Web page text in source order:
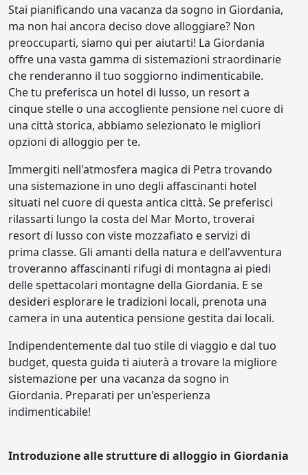
Stai pianificando una vacanza da sogno in Giordania,
ma non hai ancora deciso dove alloggiare? Non
preoccuparti, siamo qui per aiutarti! La Giordania
offre una vasta gamma di sistemazioni straordinarie
che renderanno il tuo soggiorno indimenticabile.
Che tu preferisca un hotel di lusso, un resort a
cinque stelle o una accogliente pensione nel cuore di
una città storica, abbiamo selezionato le migliori
opzioni di alloggio per te.
Immergiti nell'atmosfera magica di Petra trovando
una sistemazione in uno degli affascinanti hotel
situati nel cuore di questa antica città. Se preferisci
rilassarti lungo la costa del Mar Morto, troverai
resort di lusso con viste mozzafiato e servizi di
prima classe. Gli amanti della natura e dell'avventura
troveranno affascinanti rifugi di montagna ai piedi
delle spettacolari montagne della Giordania. E se
desideri esplorare le tradizioni locali, prenota una
camera in una autentica pensione gestita dai locali.
Indipendentemente dal tuo stile di viaggio e dal tuo
budget, questa guida ti aiuterà a trovare la migliore
sistemazione per una vacanza da sogno in
Giordania. Preparati per un'esperienza
indimenticabile!
Introduzione alle strutture di alloggio in Giordania